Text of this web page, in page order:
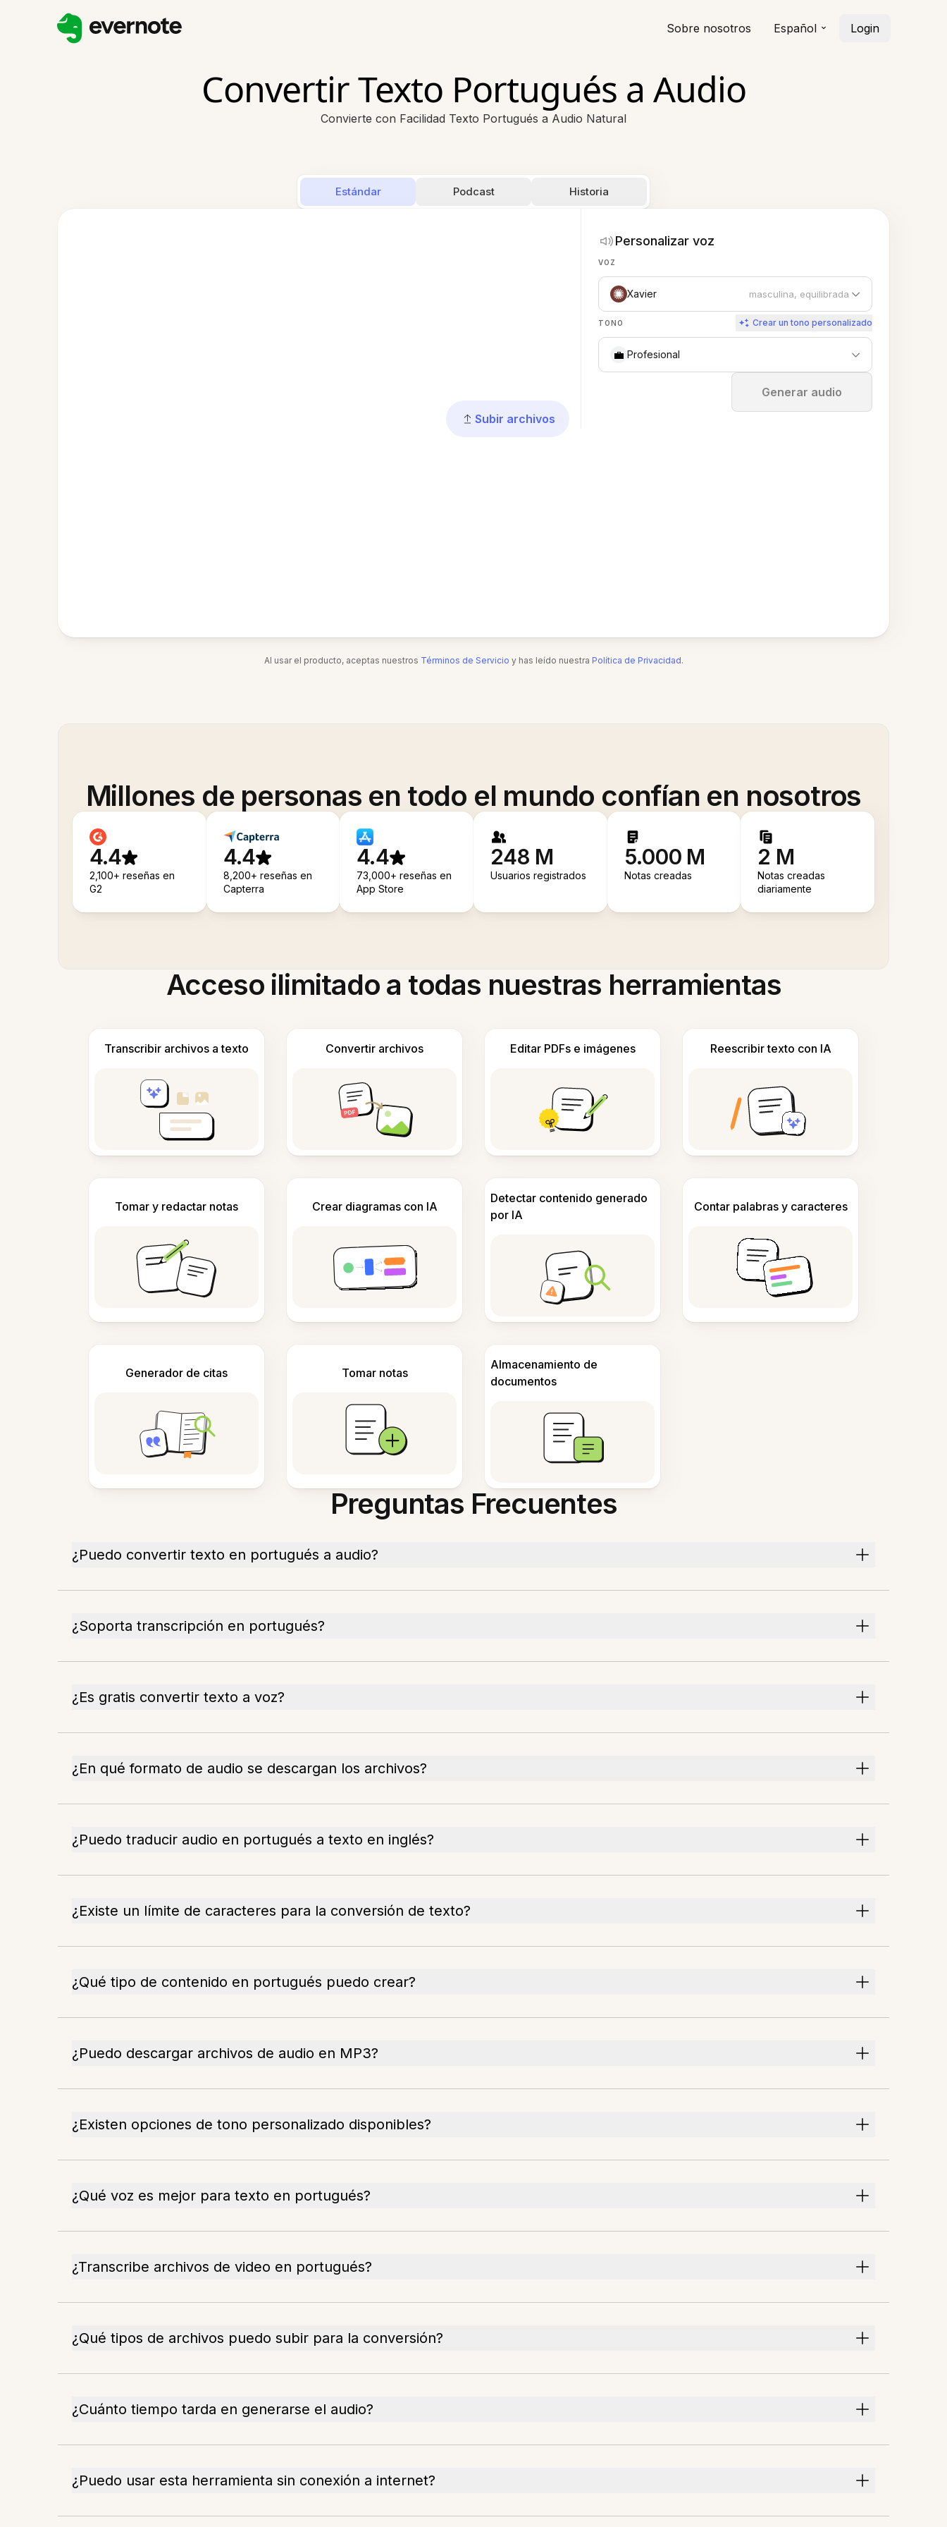
Sobre nosotros Español Login
Convertir Texto Portugués a Audio
Convierte con Facilidad Texto Portugués a Audio Natural
Estándar Podcast Historia
Subir archivos
Personalizar voz
VOZ
Xavier masculina, equilibrada
TONO Crear un tono personalizado
💼 Profesional
Generar audio
Detener
Al usar el producto, aceptas nuestros Términos de Servicio y has leído nuestra Política de Privacidad.
Millones de personas en todo el mundo confían en nosotros
4.4
2,100+ reseñas en
G2
4.4
8,200+ reseñas en
Capterra
4.4
73,000+ reseñas en
App Store
248 M
Usuarios registrados
5.000 M
Notas creadas
2 M
Notas creadas
diariamente
Acceso ilimitado a todas nuestras herramientas
Transcribir archivos a texto Convertir archivos Editar PDFs e imágenes Reescribir texto con IA
Tomar y redactar notas Crear diagramas con IA
Detectar contenido generado
por IA
Contar palabras y caracteres
Generador de citas Tomar notas
Almacenamiento de
documentos
Preguntas Frecuentes
¿Puedo convertir texto en portugués a audio?
¿Soporta transcripción en portugués?
¿Es gratis convertir texto a voz?
¿En qué formato de audio se descargan los archivos?
¿Puedo traducir audio en portugués a texto en inglés?
¿Existe un límite de caracteres para la conversión de texto?
¿Qué tipo de contenido en portugués puedo crear?
¿Puedo descargar archivos de audio en MP3?
¿Existen opciones de tono personalizado disponibles?
¿Qué voz es mejor para texto en portugués?
¿Transcribe archivos de video en portugués?
¿Qué tipos de archivos puedo subir para la conversión?
¿Cuánto tiempo tarda en generarse el audio?
¿Puedo usar esta herramienta sin conexión a internet?